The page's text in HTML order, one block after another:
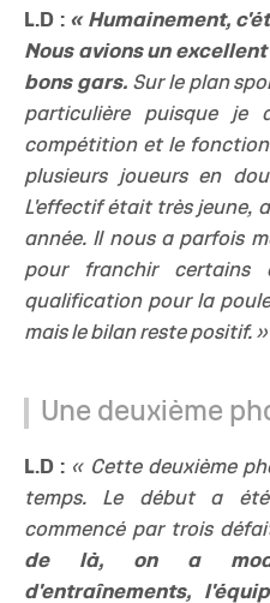
L.D : « Humainement,
Nous avions un
bons gars. Sur le plan
particulière puisque je
compétition et le
plusieurs joueurs en
L'effectif était très jeune,
année. Il nous a parfois
pour franchir certains
qualification pour la
mais le bilan reste positif. »
Une deuxième
L.D : « Cette deuxième
temps. Le début a
commencé par trois
de là, on a
d'entraînements,